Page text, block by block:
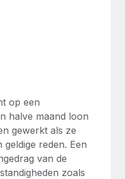
op een
halve maand loon
gewerkt als ze
reden. Een
van de
zoals